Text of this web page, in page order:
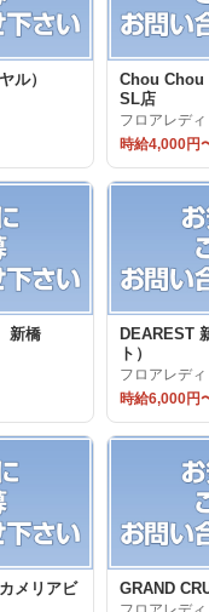
ル）
Chou Chou
SL店
フロアレディ
時給4,000円
新橋
DEAREST
ト）
フロアレディ
時給6,000円
メリアビ
GRAND